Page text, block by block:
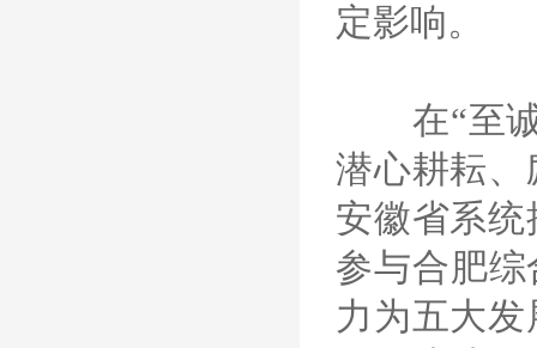
定影响。
在“至诚
潜心耕耘
安徽省系
参与合肥
力为五大